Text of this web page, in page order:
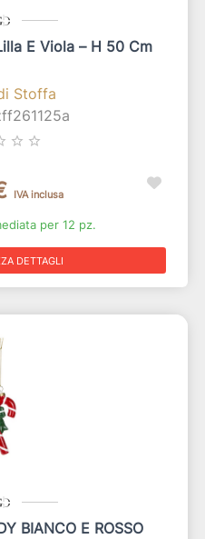
E Viola – H 50 Cm
Stoffa
star_border star_border
IVA inclusa
per 12 pz.
DETTAGLI
BIANCO E ROSSO